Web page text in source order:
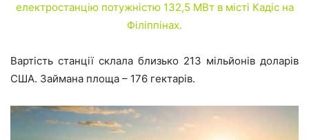
електростанцію потужністю 132,5 МВт в місті Кадіс на
Філіппінах.
Вартість станції склала близько 213 мільйонів доларів
США. Займана площа – 176 гектарів.